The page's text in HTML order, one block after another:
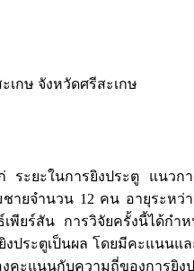
กษ จังหวัดศรีสะเกษ
ระยะในการยิงประตู แ
จำนวน 12 คน อายุระหว่
ยร์สัน การวิจัยครั้งนี้ได้กำ
งประตูเป็นผล โดยมีคะแน
ะแนนกับความถี่ของการยิ